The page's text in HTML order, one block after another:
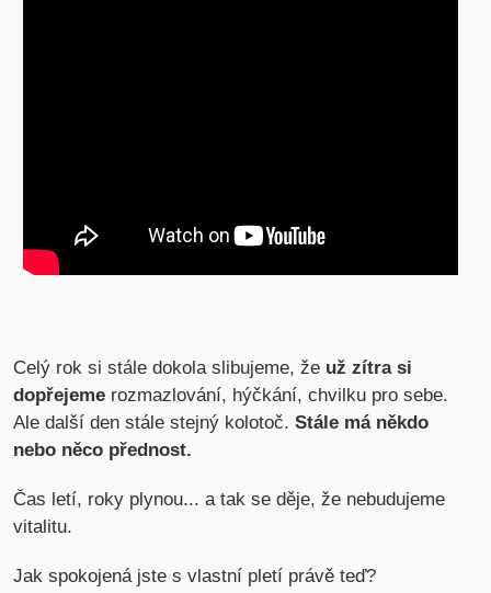
Celý rok si stále dokola slibujeme, že už zítra si
dopřejeme rozmazlování, hýčkání, chvilku pro sebe.
Ale další den stále stejný kolotoč.Stále má někdo
nebo něco přednost.
Čas letí, roky plynou... a tak se děje, že nebudujeme
vitalitu.
Jak spokojená jste s vlastní pletí právě teď?